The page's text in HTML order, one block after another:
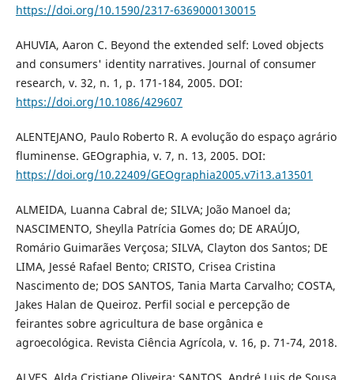
https://doi.org/10.1590/2317-6369000130015
AHUVIA, Aaron C. Beyond the extended self: Loved objects
and consumers' identity narratives. Journal of consumer
research, v. 32, n. 1, p. 171-184, 2005. DOI:
https://doi.org/10.1086/429607
ALENTEJANO, Paulo Roberto R. A evolução do espaço agrário
fluminense. GEOgraphia, v. 7, n. 13, 2005. DOI:
https://doi.org/10.22409/GEOgraphia2005.v7i13.a13501
ALMEIDA, Luanna Cabral de; SILVA; João Manoel da;
NASCIMENTO, Sheylla Patrícia Gomes do; DE ARAÚJO,
Romário Guimarães Verçosa; SILVA, Clayton dos Santos; DE
LIMA, Jessé Rafael Bento; CRISTO, Crisea Cristina
Nascimento de; DOS SANTOS, Tania Marta Carvalho; COSTA,
Jakes Halan de Queiroz. Perfil social e percepção de
feirantes sobre agricultura de base orgânica e
agroecológica. Revista Ciência Agrícola, v. 16, p. 71-74, 2018.